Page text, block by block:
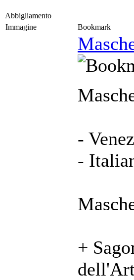
Abbigliamento
Immagine
Bookmark
-
-
+